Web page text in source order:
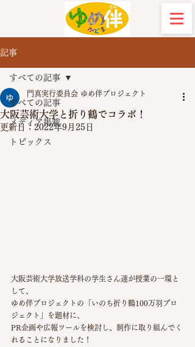
記事
すべての記事
メディア掲載
トピックス
すべての記事
大阪芸術大学と折り鶴でコラボ！
門真実行委員会 ゆめ伴プロジェクト
更新日： 2022年9月25日
大阪芸術大学放送学科の学生さん達が授業の一環と
して、
ゆめ伴プロジェクトの「いのち折り鶴100万羽プロ
ジェクト」を題材に、
PR企画や広報ツールを検討し、制作に取り組んでく
れることになりました！